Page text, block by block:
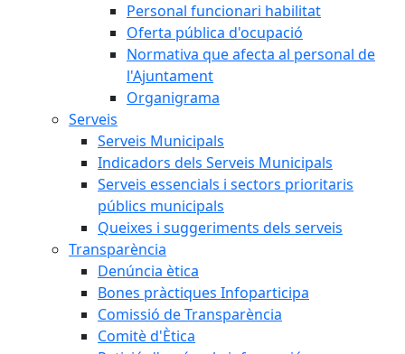
Personal funcionari habilitat
Oferta pública d'ocupació
Normativa que afecta al personal de
l'Ajuntament
Organigrama
Serveis
Serveis Municipals
Indicadors dels Serveis Municipals
Serveis essencials i sectors prioritaris
públics municipals
Queixes i suggeriments dels serveis
Transparència
Denúncia ètica
Bones pràctiques Infoparticipa
Comissió de Transparència
Comitè d'Ètica